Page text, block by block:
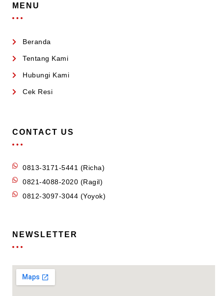
MENU
Beranda
Tentang Kami
Hubungi Kami
Cek Resi
CONTACT US
0813-3171-5441 (Richa)
0821-4088-2020 (Ragil)
0812-3097-3044 (Yoyok)
NEWSLETTER